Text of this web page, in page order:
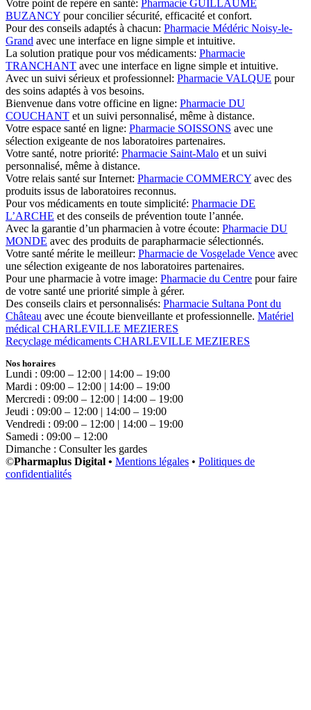
Votre point de repère en santé: Pharmacie GUILLAUME
BUZANCY pour concilier sécurité, efficacité et confort.
Pour des conseils adaptés à chacun: Pharmacie Médéric Noisy-le-
Grand avec une interface en ligne simple et intuitive.
La solution pratique pour vos médicaments: Pharmacie
TRANCHANT avec une interface en ligne simple et intuitive.
Avec un suivi sérieux et professionnel: Pharmacie VALQUE pour
des soins adaptés à vos besoins.
Bienvenue dans votre officine en ligne: Pharmacie DU
COUCHANT et un suivi personnalisé, même à distance.
Votre espace santé en ligne: Pharmacie SOISSONS avec une
sélection exigeante de nos laboratoires partenaires.
Votre santé, notre priorité: Pharmacie Saint-Malo et un suivi
personnalisé, même à distance.
Votre relais santé sur Internet: Pharmacie COMMERCY avec des
produits issus de laboratoires reconnus.
Pour vos médicaments en toute simplicité: Pharmacie DE
L’ARCHE et des conseils de prévention toute l’année.
Avec la garantie d’un pharmacien à votre écoute: Pharmacie DU
MONDE avec des produits de parapharmacie sélectionnés.
Votre santé mérite le meilleur: Pharmacie de Vosgelade Vence avec
une sélection exigeante de nos laboratoires partenaires.
Pour une pharmacie à votre image: Pharmacie du Centre pour faire
de votre santé une priorité simple à gérer.
Des conseils clairs et personnalisés: Pharmacie Sultana Pont du
Château avec une écoute bienveillante et professionnelle. Matériel
médical CHARLEVILLE MEZIERES
Recyclage médicaments CHARLEVILLE MEZIERES
Nos horaires
Lundi : 09:00 – 12:00 | 14:00 – 19:00
Mardi : 09:00 – 12:00 | 14:00 – 19:00
Mercredi : 09:00 – 12:00 | 14:00 – 19:00
Jeudi : 09:00 – 12:00 | 14:00 – 19:00
Vendredi : 09:00 – 12:00 | 14:00 – 19:00
Samedi : 09:00 – 12:00
Dimanche : Consulter les gardes
©Pharmaplus Digital • Mentions légales • Politiques de
confidentialités